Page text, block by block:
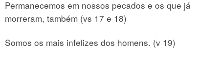
Permanecemos em nossos pecados e os que já
morreram, também (vs 17 e 18)
Somos os mais infelizes dos homens. (v 19)